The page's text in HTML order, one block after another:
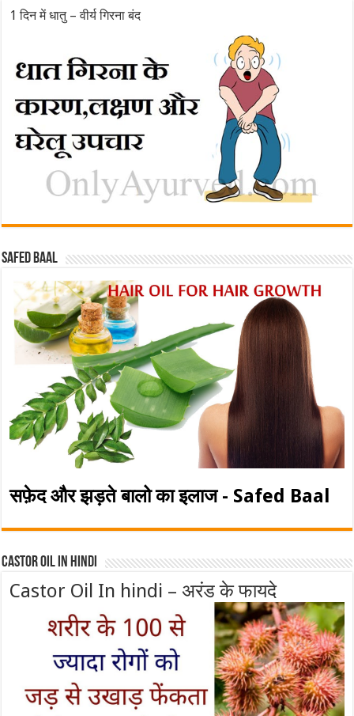
1 दिन में धातु – वीर्य गिरना बंद
Safed baal
सफ़ेद और झड़ते बालो का इलाज - Safed Baal
Castor Oil In Hindi
Castor Oil In hindi – अरंड के फायदे